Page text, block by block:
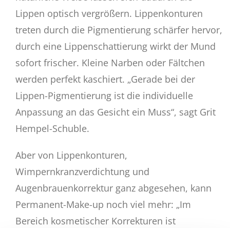
Lippen optisch vergrößern. Lippenkonturen
treten durch die Pigmentierung schärfer hervor,
durch eine Lippenschattierung wirkt der Mund
sofort frischer. Kleine Narben oder Fältchen
werden perfekt kaschiert. „Gerade bei der
Lippen-Pigmentierung ist die individuelle
Anpassung an das Gesicht ein Muss“, sagt Grit
Hempel-Schuble.
Aber von Lippenkonturen,
Wimpernkranzverdichtung und
Augenbrauenkorrektur ganz abgesehen, kann
Permanent-Make-up noch viel mehr: „Im
Bereich kosmetischer Korrekturen ist